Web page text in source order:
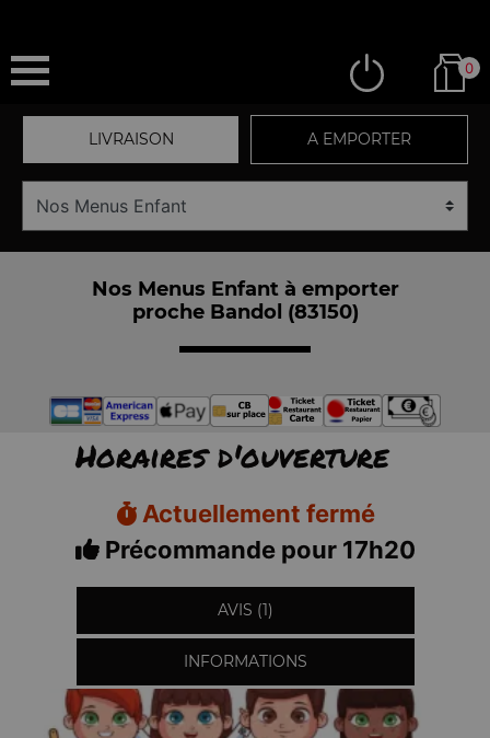
0
LIVRAISON A EMPORTER
Nos Menus Enfant à emporter
proche Bandol (83150)
Horaires d'ouverture
Actuellement fermé
Précommande pour 17h20
AVIS (1)
INFORMATIONS